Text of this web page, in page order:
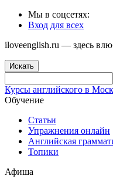
Мы в соцсетях:
Вход для всех
iloveenglish.ru — здесь
Искать
Курсы английского в
Обучение
Статьи
Упражнения онлайн
Английская
Топики
Афиша